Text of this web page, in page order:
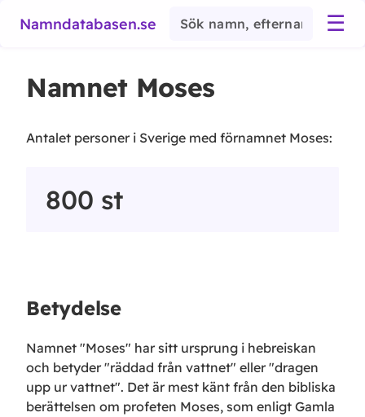
Namndatabasen.se ☰
Namnet Moses
Antalet personer i Sverige med förnamnet Moses:
800 st
Betydelse
Namnet "Moses" har sitt ursprung i hebreiskan
och betyder "räddad från vattnet" eller "dragen
upp ur vattnet". Det är mest känt från den bibliska
berättelsen om profeten Moses, som enligt Gamla